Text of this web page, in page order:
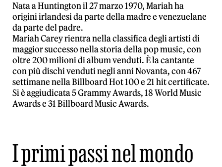
Nata a Huntington il 27 marzo 1970, Mariah ha
origini irlandesi da parte della madre e venezuelane
da parte del padre.
Mariah Carey rientra nella classifica degli artisti di
maggior successo nella storia della pop music, con
oltre 200 milioni di album venduti. È la cantante
con più dischi venduti negli anni Novanta, con 467
settimane nella Billboard Hot 100 e 21 hit certificate.
Si è aggiudicata 5 Grammy Awards, 18 World Music
Awards e 31 Billboard Music Awards.
I primi passi nel mondo